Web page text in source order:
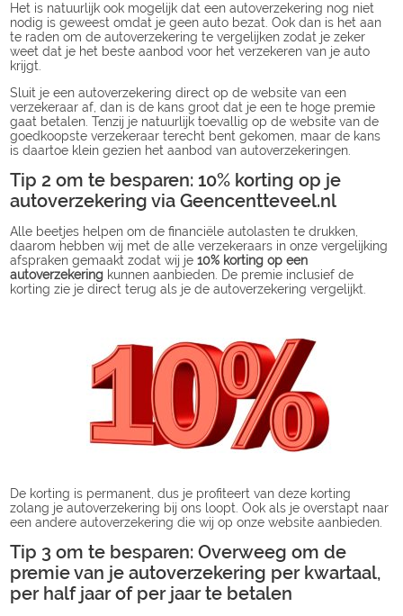
Het is natuurlijk ook mogelijk dat een autoverzekering nog niet
nodig is geweest omdat je geen auto bezat. Ook dan is het aan
te raden om de autoverzekering te vergelijken zodat je zeker
weet dat je het beste aanbod voor het verzekeren van je auto
krijgt.
Sluit je een autoverzekering direct op de website van een
verzekeraar af, dan is de kans groot dat je een te hoge premie
gaat betalen. Tenzij je natuurlijk toevallig op de website van de
goedkoopste verzekeraar terecht bent gekomen, maar de kans
is daartoe klein gezien het aanbod van autoverzekeringen.
Tip 2 om te besparen: 10% korting op je
autoverzekering via Geencentteveel.nl
Alle beetjes helpen om de financiële autolasten te drukken,
daarom hebben wij met de alle verzekeraars in onze vergelijking
afspraken gemaakt zodat wij je10% korting op een
autoverzekering kunnen aanbieden. De premie inclusief de
korting zie je direct terug als je de autoverzekering vergelijkt.
De korting is permanent, dus je profiteert van deze korting
zolang je autoverzekering bij ons loopt. Ook als je overstapt naar
een andere autoverzekering die wij op onze website aanbieden.
Tip 3 om te besparen: Overweeg om de
premie van je autoverzekering per kwartaal,
per half jaar of per jaar te betalen